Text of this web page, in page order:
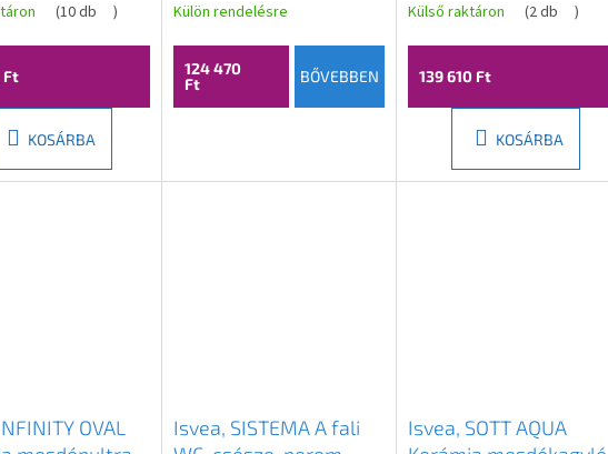
lazac színű,
(10 db )
Ft
KOSÁRBA
terrazzo, 10NF65060-
2L-TRZ
Külön rendelésre
124 470
Ft
BŐVEBBEN
terrakotta,
10NF02005-2U
Külső raktáron (2 db )
139 610 Ft
KOSÁRBA
OVAL
Isvea, SISTEMA A fali
Isvea, SOTT AQUA